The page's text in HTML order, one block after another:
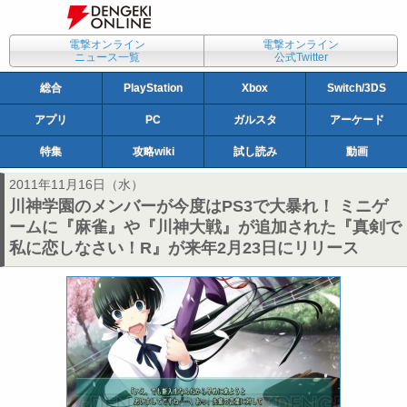
電撃オンライン
ニュース一覧
電撃オンライン
公式Twitter
総合 PlayStation Xbox Switch/3DS
アプリ PC ガルスタ アーケード
特集 攻略wiki 試し読み 動画
2011年11月16日（水）
川神学園のメンバーが今度はPS3で大暴れ！ ミニゲ
ームに『麻雀』や『川神大戦』が追加された『真剣で
私に恋しなさい！R』が来年2月23日にリリース